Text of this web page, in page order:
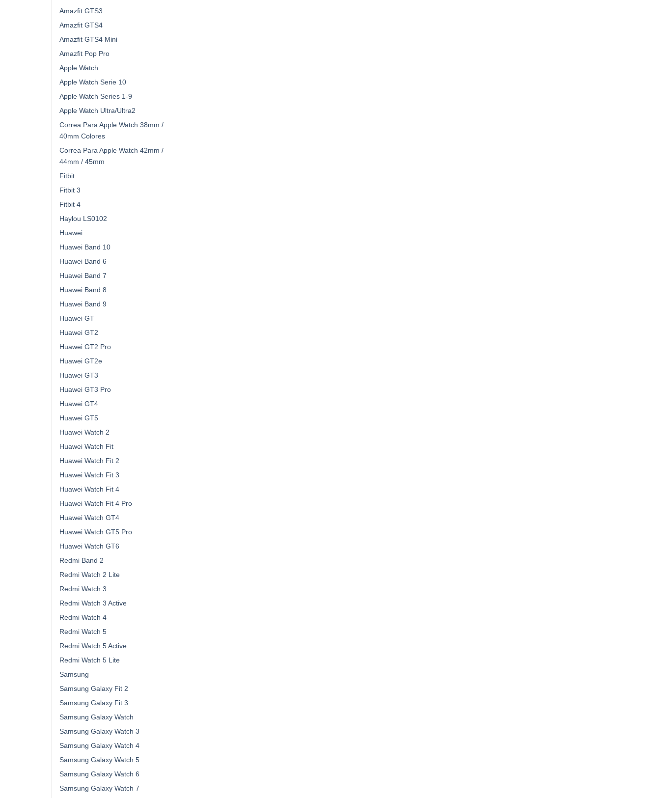
Amazfit GTS3
Amazfit GTS4
Amazfit GTS4 Mini
Amazfit Pop Pro
Apple Watch
Apple Watch Serie 10
Apple Watch Series 1-9
Apple Watch Ultra/Ultra2
Correa Para Apple Watch 38mm /
40mm Colores
Correa Para Apple Watch 42mm /
44mm / 45mm
Fitbit
Fitbit 3
Fitbit 4
Haylou LS0102
Huawei
Huawei Band 10
Huawei Band 6
Huawei Band 7
Huawei Band 8
Huawei Band 9
Huawei GT
Huawei GT2
Huawei GT2 Pro
Huawei GT2e
Huawei GT3
Huawei GT3 Pro
Huawei GT4
Huawei GT5
Huawei Watch 2
Huawei Watch Fit
Huawei Watch Fit 2
Huawei Watch Fit 3
Huawei Watch Fit 4
Huawei Watch Fit 4 Pro
Huawei Watch GT4
Huawei Watch GT5 Pro
Huawei Watch GT6
Redmi Band 2
Redmi Watch 2 Lite
Redmi Watch 3
Redmi Watch 3 Active
Redmi Watch 4
Redmi Watch 5
Redmi Watch 5 Active
Redmi Watch 5 Lite
Samsung
Samsung Galaxy Fit 2
Samsung Galaxy Fit 3
Samsung Galaxy Watch
Samsung Galaxy Watch 3
Samsung Galaxy Watch 4
Samsung Galaxy Watch 5
Samsung Galaxy Watch 6
Samsung Galaxy Watch 7